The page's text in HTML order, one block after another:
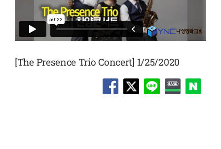
[The Presence Trio Concert] 1/25/2020